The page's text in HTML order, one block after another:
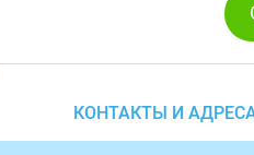
КОНТАКТЫ И